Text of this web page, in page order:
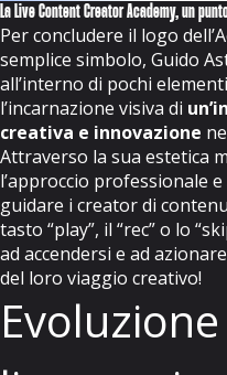
La Live Content Creator Academy, un
Per concludere il logo
semplice simbolo, Guido
all’interno di pochi
l’incarnazione visiva di
creativa e innovazione
Attraverso la sua estetica
l’approccio professionale e
guidare i creator di
tasto “play”, il “rec” o lo
ad accendersi e ad
del loro viaggio creativo!